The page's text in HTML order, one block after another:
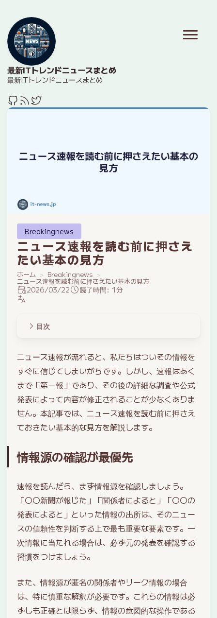
最新ITトレンドニュースまとめ
最新ITトレンドニュースまとめ
Breakingnews
ニュース速報を読む前に押さえ
たい基本の見方
ホーム Breakingnews
ニュース速報を読む前に押さえたい基本の見方
2026/03/22 読了時間: 1分
目次
ニュース速報が流れると、私たちはついその情報を
すぐに信じてしまいがちです。しかし、速報はあく
まで「第一報」であり、その後の詳細な調査や公式
発表によって内容が修正されることが少なくありま
せん。本記事では、ニュース速報を読む前に押さえ
ておきたい基本的な見方を解説します。
情報源の確認が最優先
速報を読んだら、まず情報源を確認しましょう。
「〇〇新聞が報じた」「関係者によると」「〇〇の
発表によると」といった情報の出所は、そのニュー
スの信頼性を判断する上で最も重要な要素です。一
次情報に当たれる場合は、必ず元の発表を確認する
習慣をつけましょう。
また、情報源が匿名の関係者やリーク情報の場合
は、特に慎重な解釈が必要です。これらの情報は必
ずしも正確とは限らず、情報の意図的な操作である